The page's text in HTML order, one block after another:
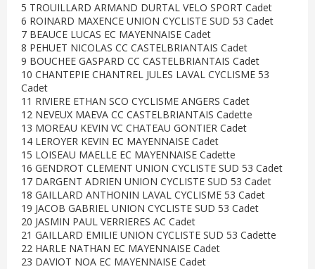
5 TROUILLARD ARMAND DURTAL VELO SPORT Cadet
6 ROINARD MAXENCE UNION CYCLISTE SUD 53 Cadet
7 BEAUCE LUCAS EC MAYENNAISE Cadet
8 PEHUET NICOLAS CC CASTELBRIANTAIS Cadet
9 BOUCHEE GASPARD CC CASTELBRIANTAIS Cadet
10 CHANTEPIE CHANTREL JULES LAVAL CYCLISME 53
Cadet
11 RIVIERE ETHAN SCO CYCLISME ANGERS Cadet
12 NEVEUX MAEVA CC CASTELBRIANTAIS Cadette
13 MOREAU KEVIN VC CHATEAU GONTIER Cadet
14 LEROYER KEVIN EC MAYENNAISE Cadet
15 LOISEAU MAELLE EC MAYENNAISE Cadette
16 GENDROT CLEMENT UNION CYCLISTE SUD 53 Cadet
17 DARGENT ADRIEN UNION CYCLISTE SUD 53 Cadet
18 GAILLARD ANTHONIN LAVAL CYCLISME 53 Cadet
19 JACOB GABRIEL UNION CYCLISTE SUD 53 Cadet
20 JASMIN PAUL VERRIERES AC Cadet
21 GAILLARD EMILIE UNION CYCLISTE SUD 53 Cadette
22 HARLE NATHAN EC MAYENNAISE Cadet
23 DAVIOT NOA EC MAYENNAISE Cadet